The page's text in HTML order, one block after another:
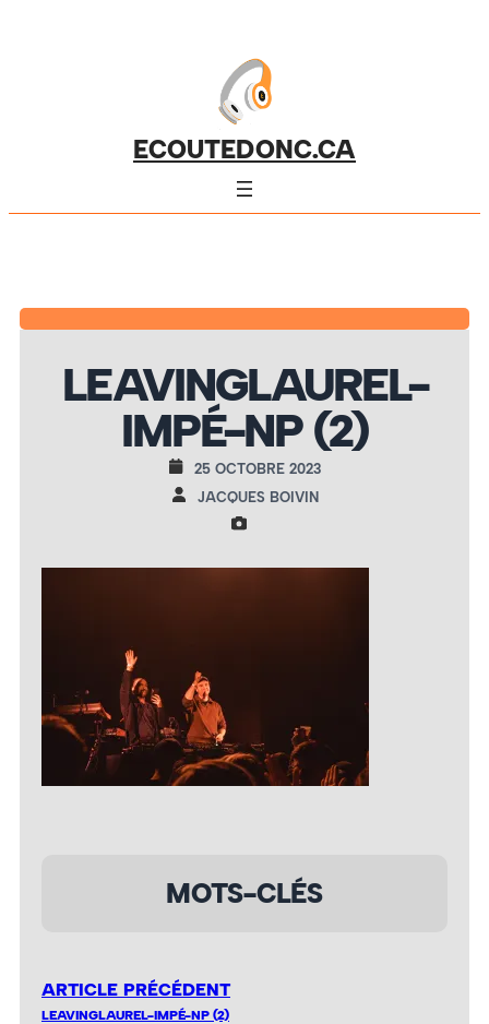
ECOUTEDONC.CA
LEAVINGLAUREL-
IMPÉ-NP (2)
25 OCTOBRE 2023
JACQUES BOIVIN
MOTS-CLÉS
ARTICLE PRÉCÉDENT
LEAVINGLAUREL-IMPÉ-NP (2)